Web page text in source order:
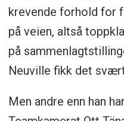
krevende forhold for
på veien, altså
på
Neuville fikk det
Men andre enn han